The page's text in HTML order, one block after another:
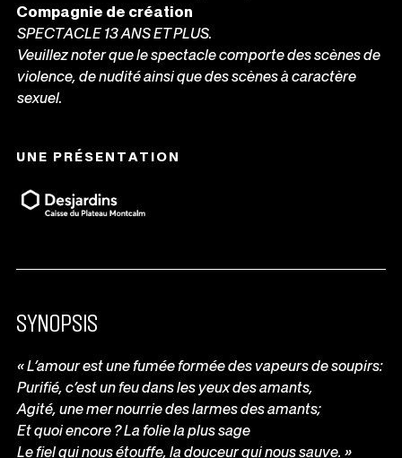
Compagnie de création
SPECTACLE 13 ANS ET PLUS.
Veuillez noter que le spectacle comporte des scènes de
violence, de nudité ainsi que des scènes à caractère
sexuel.
UNE PRÉSENTATION
SYNOPSIS
« L’amour est une fumée formée des vapeurs de soupirs:
Purifié, c’est un feu dans les yeux des amants,
Agité, une mer nourrie des larmes des amants;
Et quoi encore ? La folie la plus sage
Le fiel qui nous étouffe, la douceur qui nous sauve. »